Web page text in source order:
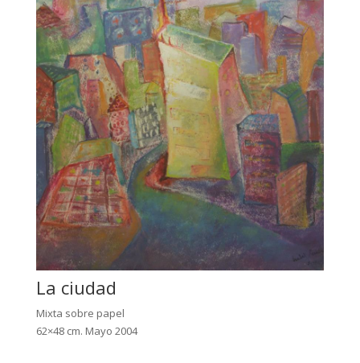
La ciudad
Mixta sobre papel
62×48 cm. Mayo 2004